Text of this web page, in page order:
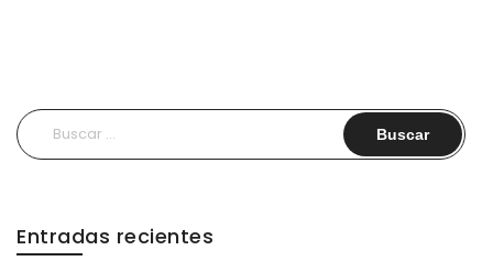
Buscar:
Entradas recientes